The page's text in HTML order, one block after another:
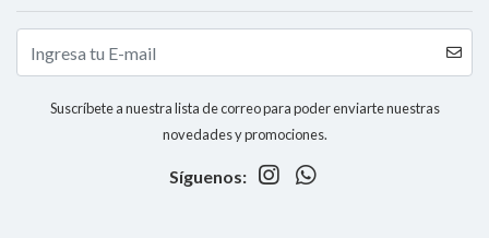
Suscríbete a nuestra lista de correo para poder enviarte nuestras
novedades y promociones.
Síguenos: